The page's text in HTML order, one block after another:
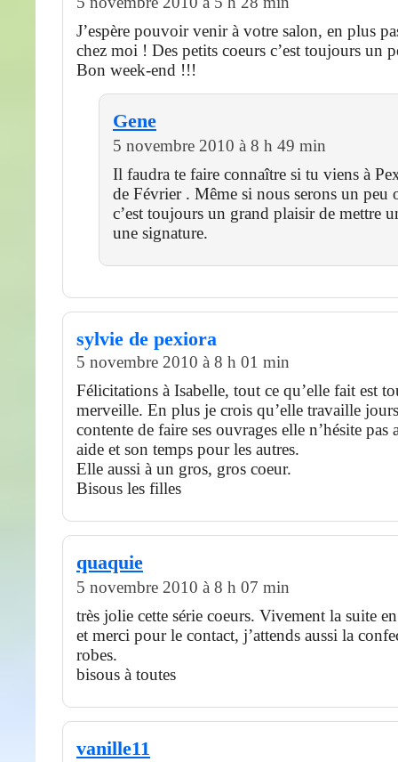
J’espère pouvoir venir à votre salon, en plus
chez moi ! Des petits coeurs c’est toujours un
Bon week-end !!!
Gene
5 novembre 2010 à 8 h 49 min
Il faudra te faire connaître si tu viens à
de Février . Même si nous serons un peu
c’est toujours un grand plaisir de mettre
une signature.
sylvie de pexiora
5 novembre 2010 à 8 h 01 min
Félicitations à Isabelle, tout ce qu’elle fait est
merveille. En plus je crois qu’elle travaille
contente de faire ses ouvrages elle n’hésite pas
aide et son temps pour les autres.
Elle aussi à un gros, gros coeur.
Bisous les filles
quaquie
5 novembre 2010 à 8 h 07 min
très jolie cette série coeurs. Vivement la suite
et merci pour le contact, j’attends aussi la
robes.
bisous à toutes
vanille11